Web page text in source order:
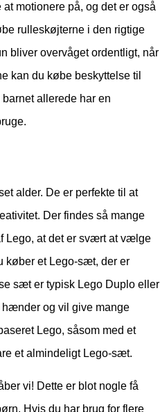
motionere på, og det er også
rulleskøjterne i den rigtige
bliver overvåget ordentligt, når
kan du købe beskyttelse til
allerede har en
alder. De er perfekte til at
Der findes så mange
Lego, at det er svært at vælge
køber et Lego-sæt, der er
sæt er typisk Lego Duplo eller
hænder og vil give mange
Lego, såsom med et
et almindeligt Lego-sæt.
vi! Dette er blot nogle få
Hvis du har brug for flere